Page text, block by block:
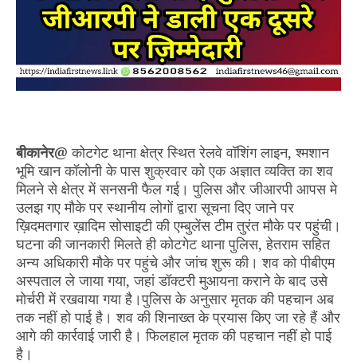
बीकानेर@ कोटगेट थाना क्षेत्र स्थित रेलवे वॉशिंग लाइन, श्मशान
भूमि खान कॉलोनी के पास शुक्रवार को एक अज्ञात व्यक्ति का शव
मिलने से क्षेत्र में सनसनी फैल गई। पुलिस और जीआरपी आपस मे
उलझ गए मौके पर स्थानीय लोगों द्वारा सूचना दिए जाने पर
ख़िदमतगार ख़ादिम सोसाइटी की एम्बुलेंस टीम तुरंत मौके पर पहुंची।
घटना की जानकारी मिलते ही कोटगेट थाना पुलिस, हेतराम सहित
अन्य अधिकारी मौके पर पहुंचे और जांच शुरू की। शव को पीबीएम
अस्पताल ले जाया गया, जहां डॉक्टरी मुआयना कराने के बाद उसे
मोर्चरी में रखवाया गया है।पुलिस के अनुसार मृतक की पहचान अब
तक नहीं हो पाई है। शव की शिनाख्त के प्रयास किए जा रहे हैं और
आगे की कार्रवाई जारी है। फिलहाल मृतक की पहचान नहीं हो पाई
है।